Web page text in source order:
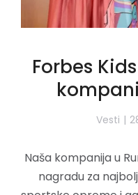
Forbes
Vesti
Naša kompanija u
nagradu za